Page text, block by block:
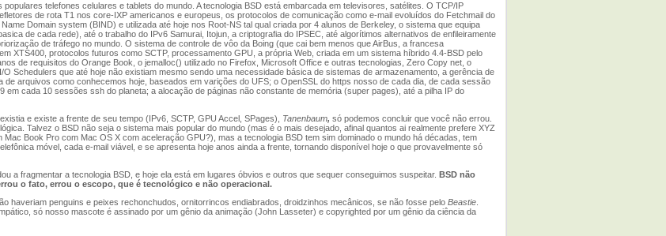
telefones celulares e tablets do mundo. A tecnologia BSD está embarcada em televisores, satélites. O TCP/IP
de rota T1 nos core-IXP americanos e europeus, os protocolos de comunicação como e-mail evoluídos do Fetchmail do
Domain system (BIND) e utilizada até hoje nos Root-NS tal qual criada por 4 alunos de Berkeley, o sistema que equipa
de cada rede), até o trabalho do IPv6 Samurai, Itojun, a criptografia do IPSEC, até algorítimos alternativos de enfileiramente
de tráfego no mundo. O sistema de controle de vôo da Boing (que cai bem menos que AirBus, a francesa
XTS400, protocolos futuros como SCTP, processamento GPU, a própria Web, criada em um sistema híbrido 4.4-BSD pelo
de requisitos do Orange Book, o jemalloc() utilizado no Firefox, Microsoft Office e outras tecnologias, Zero Copy net, o
Schedulers que até hoje não existiam mesmo sendo uma necessidade básica de sistemas de armazenamento, a gerência de
de arquivos como conhecemos hoje, baseados em varições do UFS; o OpenSSL do https nosso de cada dia, de cada sessão
cada 10 sessões ssh do planeta; a alocação de páginas não constante de memória (super pages), até a pilha IP do
e existe a frente de seu tempo (IPv6, SCTP, GPU Accel, SPages),
Tanenbaum, só podemos concluir que você não errou.
Talvez o BSD não seja o sistema mais popular do mundo (mas é o mais desejado, afinal quantos ai realmente prefere XYZ
Book Pro com Mac OS X com aceleração GPU?), mas a tecnologia BSD tem sim dominado o mundo há décadas, tem
móvel, cada e-mail viável, e se apresenta hoje anos ainda a frente, tornando disponível hoje o que provavelmente só
a fragmentar a tecnologia BSD, e hoje ela está em lugares óbvios e outros que sequer conseguimos suspeitar. BSD não
o fato, errou o escopo, que é tecnológico e não operacional.
haveriam penguins e peixes rechonchudos, ornitorrincos endiabrados, droidzinhos mecânicos, se não fosse pelo Beastie
só nosso mascote é assinado por um gênio da animação (John Lasseter) e copyrighted por um gênio da ciência da